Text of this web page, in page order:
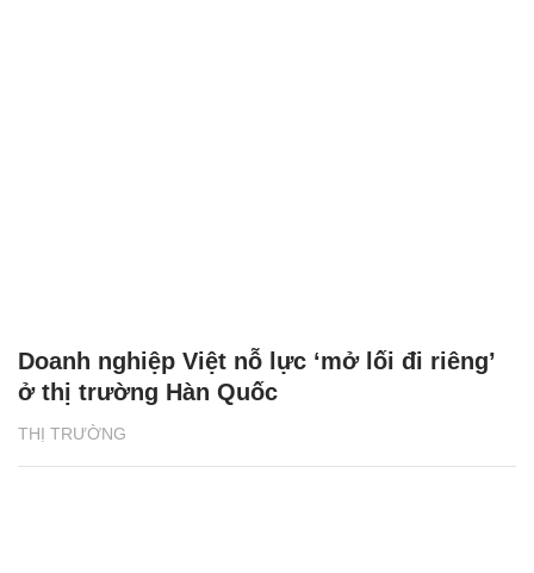
THỊ TRƯỜNG
Doanh nghiệp Việt nỗ lực ‘mở lối đi riêng’
ở thị trường Hàn Quốc